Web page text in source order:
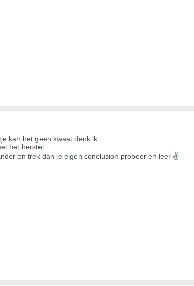
kan het geen kwaat denk ik
het herstel
en trek dan je eigen conclusion probeer en leer ✌